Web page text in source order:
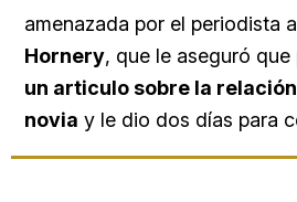
amenazada por el periodista
Hornery, que le aseguró que
un articulo sobre la
novia y le dio dos días para